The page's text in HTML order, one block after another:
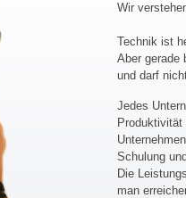
Wir
Technik ist
Aber gerade
und darf
Jedes
Schulung
Die
man